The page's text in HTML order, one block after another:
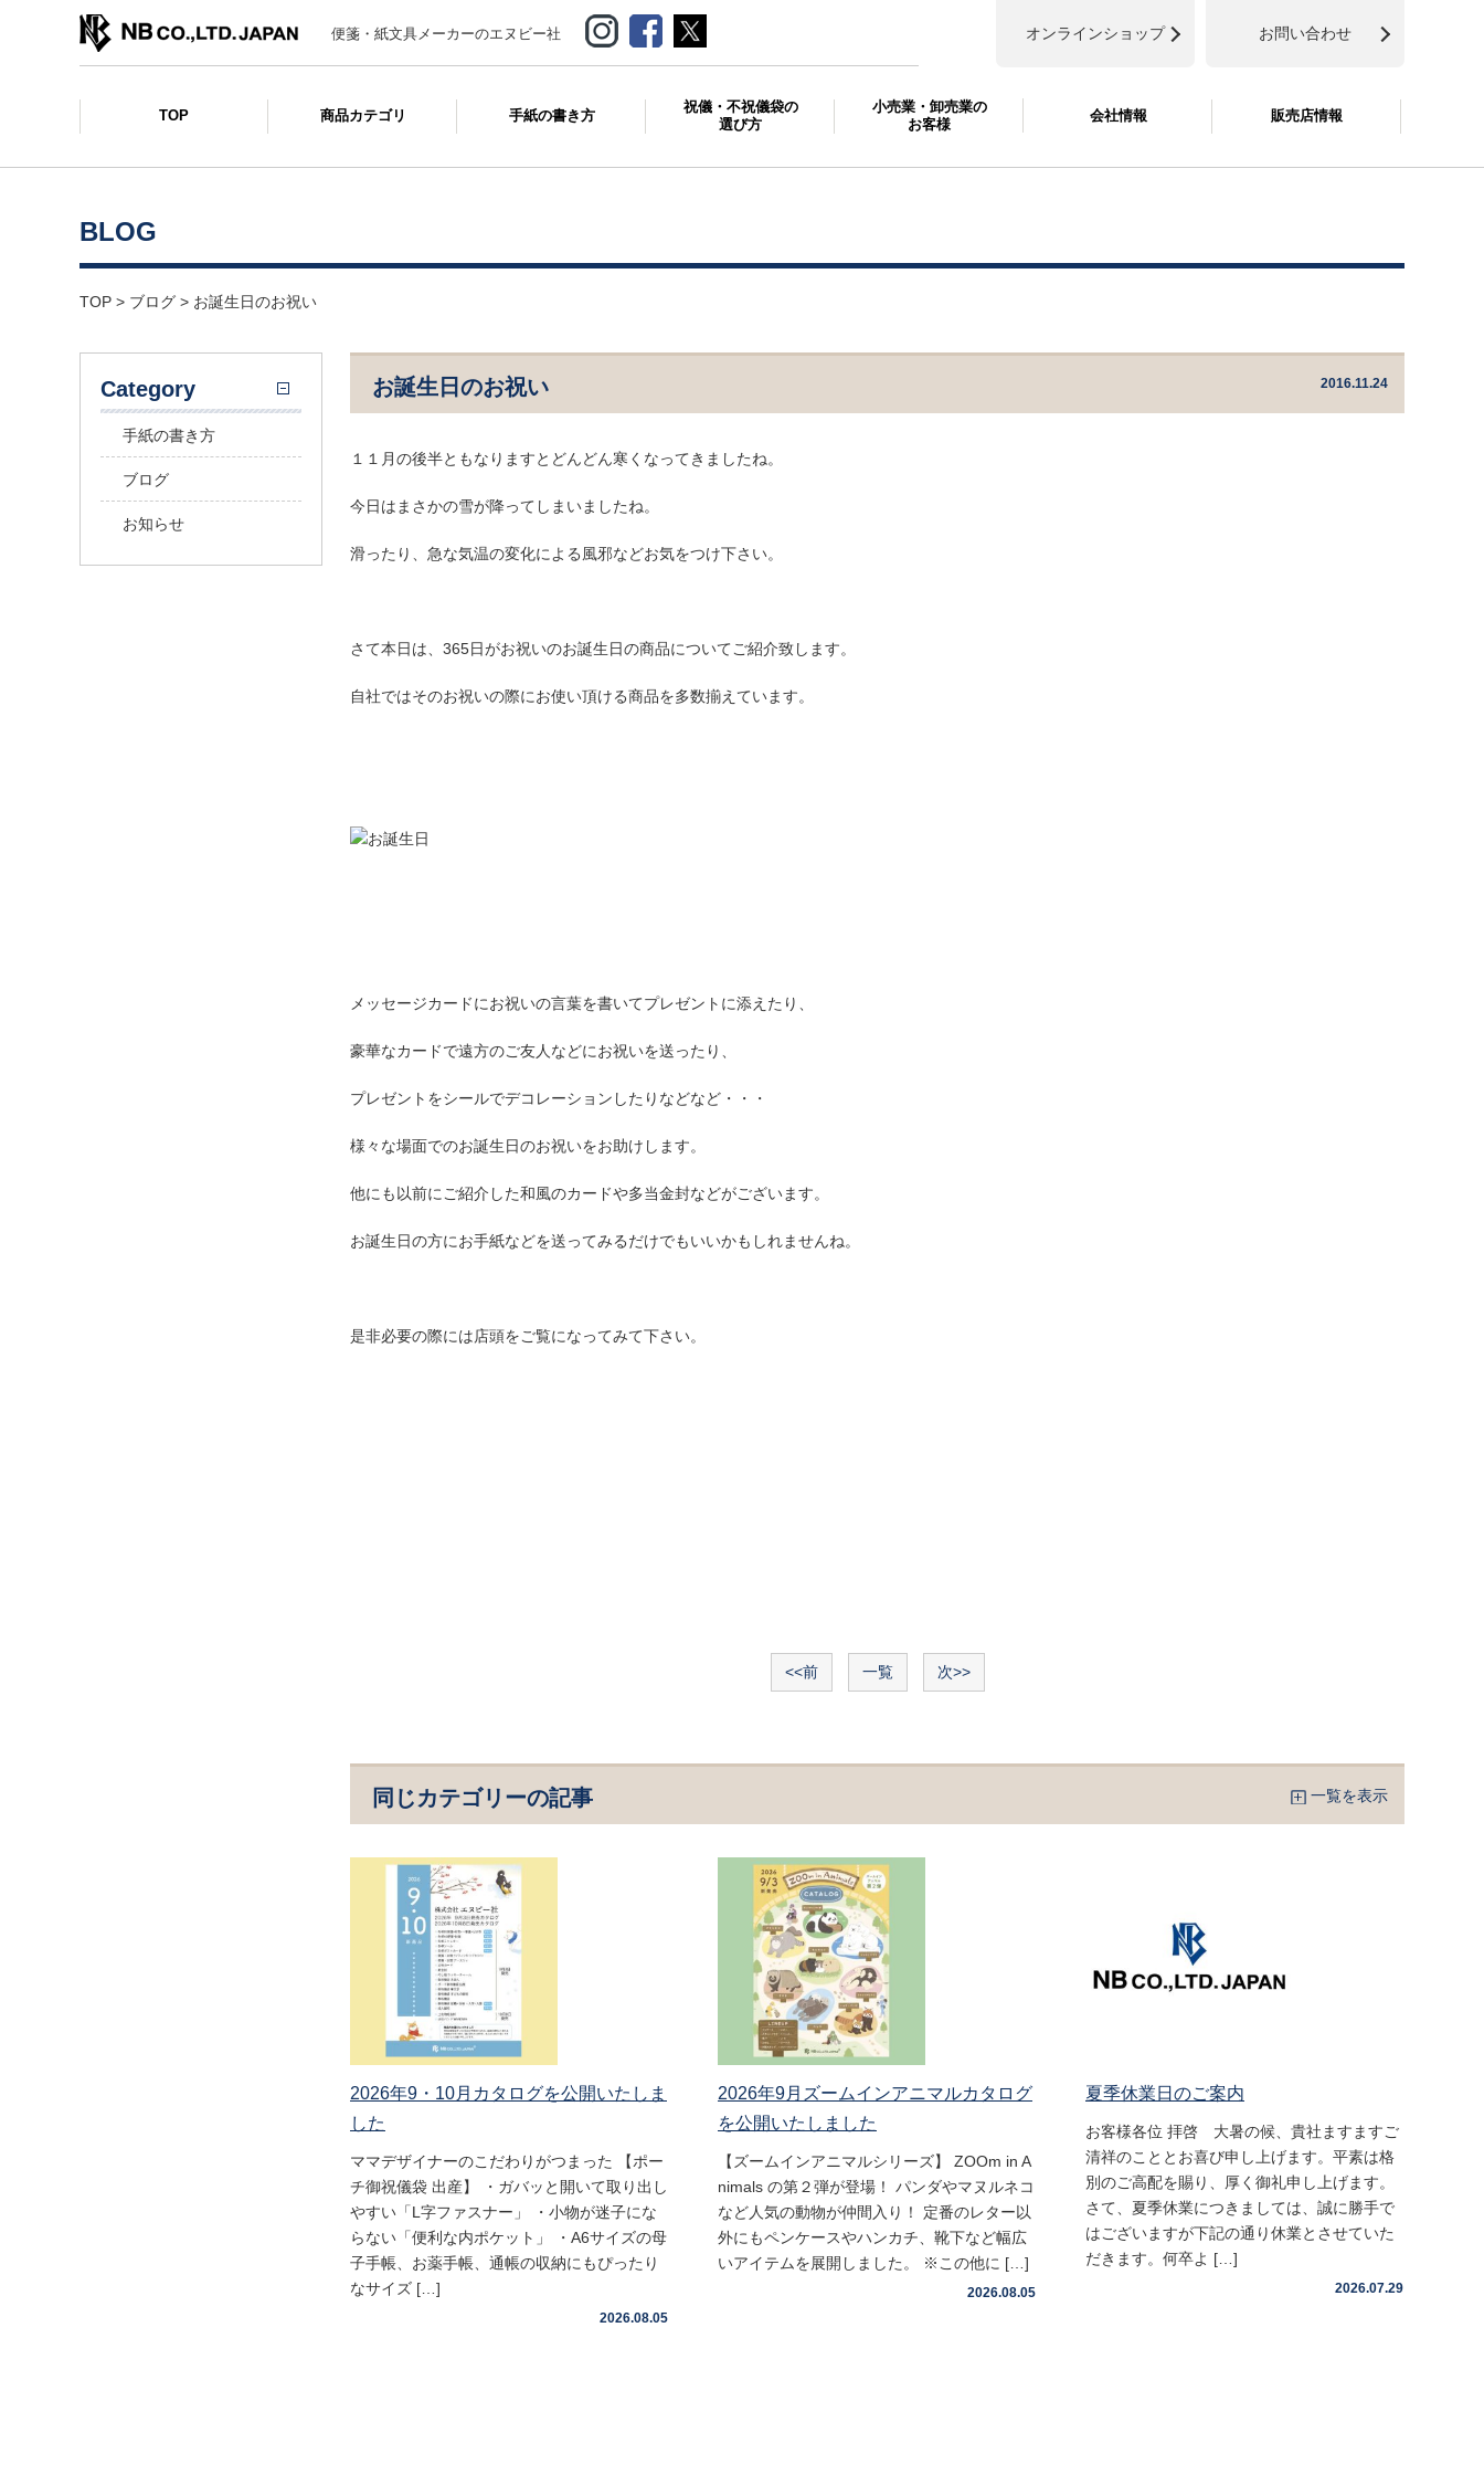
便箋・紙文具メーカーのエヌビー社 お問い合わせ
オンラインショップ
TOP 商品カテゴリ 手紙の書き方
祝儀・不祝儀袋の
選び方
小売業・卸売業の
お客様
会社情報 販売店情報
BLOG
TOP > ブログ > お誕生日のお祝い
お誕生日のお祝い 2016.11.24
１１月の後半ともなりますとどんどん寒くなってきましたね。
今日はまさかの雪が降ってしまいましたね。
滑ったり、急な気温の変化による風邪などお気をつけ下さい。
さて本日は、365日がお祝いのお誕生日の商品についてご紹介致します。
自社ではそのお祝いの際にお使い頂ける商品を多数揃えています。
メッセージカードにお祝いの言葉を書いてプレゼントに添えたり、
豪華なカードで遠方のご友人などにお祝いを送ったり、
プレゼントをシールでデコレーションしたりなどなど・・・
様々な場面でのお誕生日のお祝いをお助けします。
他にも以前にご紹介した和風のカードや多当金封などがございます。
お誕生日の方にお手紙などを送ってみるだけでもいいかもしれませんね。
是非必要の際には店頭をご覧になってみて下さい。
<<前 一覧 次>>
同じカテゴリーの記事 一覧を表示
2026年9・10月カタログを公開いたしま
した
ママデザイナーのこだわりがつまった 【ポー
チ御祝儀袋 出産】 ・ガバッと開いて取り出し
やすい「L字ファスナー」 ・小物が迷子にな
らない「便利な内ポケット」 ・A6サイズの母
子手帳、お薬手帳、通帳の収納にもぴったり
なサイズ […]
2026.08.05
2026年9月ズームインアニマルカタログ
を公開いたしました
【ズームインアニマルシリーズ】 ZOOm in A
nimals の第２弾が登場！ パンダやマヌルネコ
など人気の動物が仲間入り！ 定番のレター以
外にもペンケースやハンカチ、靴下など幅広
いアイテムを展開しました。 ※この他に […]
2026.08.05
夏季休業日のご案内
お客様各位 拝啓 大暑の候、貴社ますますご
清祥のこととお喜び申し上げます。平素は格
別のご高配を賜り、厚く御礼申し上げます。
さて、夏季休業につきましては、誠に勝手で
はございますが下記の通り休業とさせていた
だきます。何卒よ […]
2026.07.29
Category
手紙の書き方
ブログ
お知らせ